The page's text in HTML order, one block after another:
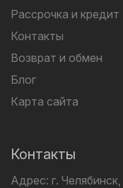
Рассрочка и кредит
Контакты
Возврат и обмен
Блог
Карта сайта
Контакты
Адрес: г. Челябинск,